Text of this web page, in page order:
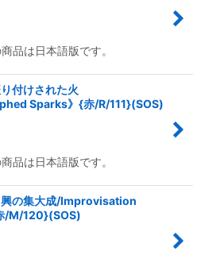
品は日本語版です。
付けされた火
Sparks》{赤/R/111}(SOS)
品は日本語版です。
の集大成/Improvisation
/M/120}(SOS)